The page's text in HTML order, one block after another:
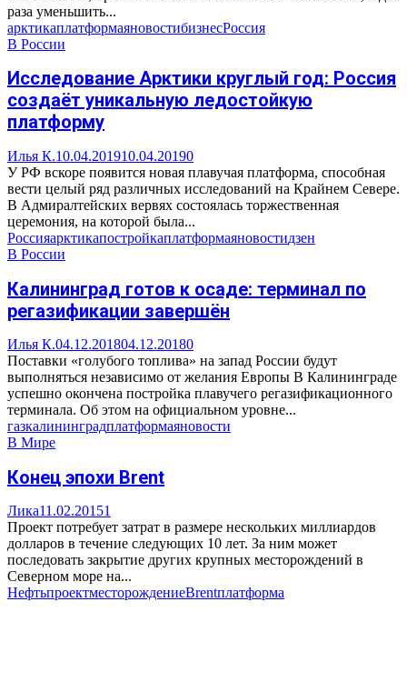
раза уменьшить...
арктикаплатформаяновостибизнесРоссия
В России
Исследование Арктики круглый год: Россия
создаёт уникальную ледостойкую
платформу
Илья К.10.04.201910.04.20190
У РФ вскоре появится новая плавучая платформа, способная
вести целый ряд различных исследований на Крайнем Севере.
В Адмиралтейских вервях состоялась торжественная
церемония, на которой была...
Россияарктикапостройкаплатформаяновостидзен
В России
Калининград готов к осаде: терминал по
регазификации завершён
Илья К.04.12.201804.12.20180
Поставки «голубого топлива» на запад России будут
выполняться независимо от желания Европы В Калининграде
успешно окончена постройка плавучего регазификационного
терминала. Об этом на официальном уровне...
газкалининградплатформаяновости
В Мире
Конец эпохи Brent
Лика11.02.20151
Проект потребует затрат в размере нескольких миллиардов
долларов в течение следующих 10 лет. За ним может
последовать закрытие других крупных месторождений в
Северном море на...
НефтьпроектместорождениеBrentплатформа